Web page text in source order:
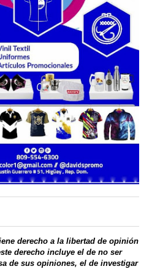
derecho a la libertad de opinión
derecho incluye el de no ser
de sus opiniones, el de investigar